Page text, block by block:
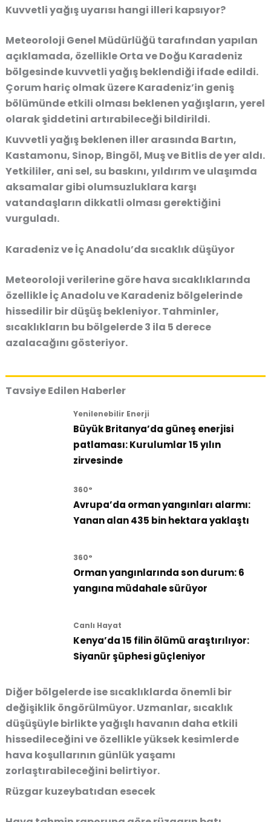
Kuvvetli yağış uyarısı hangi illeri kapsıyor?
Meteoroloji Genel Müdürlüğü tarafından yapılan
açıklamada, özellikle Orta ve Doğu Karadeniz
bölgesinde kuvvetli yağış beklendiği ifade edildi.
Çorum hariç olmak üzere Karadeniz’in geniş
bölümünde etkili olması beklenen yağışların, yerel
olarak şiddetini artırabileceği bildirildi.
Kuvvetli yağış beklenen iller arasında Bartın,
Kastamonu, Sinop, Bingöl, Muş ve Bitlis de yer aldı.
Yetkililer, ani sel, su baskını, yıldırım ve ulaşımda
aksamalar gibi olumsuzluklara karşı
vatandaşların dikkatli olması gerektiğini
vurguladı.
Karadeniz ve İç Anadolu’da sıcaklık düşüyor
Meteoroloji verilerine göre hava sıcaklıklarında
özellikle İç Anadolu ve Karadeniz bölgelerinde
hissedilir bir düşüş bekleniyor. Tahminler,
sıcaklıkların bu bölgelerde 3 ila 5 derece
azalacağını gösteriyor.
Tavsiye Edilen Haberler
Yenilenebilir Enerji
Büyük Britanya’da güneş enerjisi
patlaması: Kurulumlar 15 yılın
zirvesinde
360°
Avrupa’da orman yangınları alarmı:
Yanan alan 435 bin hektara yaklaştı
360°
Orman yangınlarında son durum: 6
yangına müdahale sürüyor
Canlı Hayat
Kenya’da 15 filin ölümü araştırılıyor:
Siyanür şüphesi güçleniyor
Diğer bölgelerde ise sıcaklıklarda önemli bir
değişiklik öngörülmüyor. Uzmanlar, sıcaklık
düşüşüyle birlikte yağışlı havanın daha etkili
hissedileceğini ve özellikle yüksek kesimlerde
hava koşullarının günlük yaşamı
zorlaştırabileceğini belirtiyor.
Rüzgar kuzeybatıdan esecek